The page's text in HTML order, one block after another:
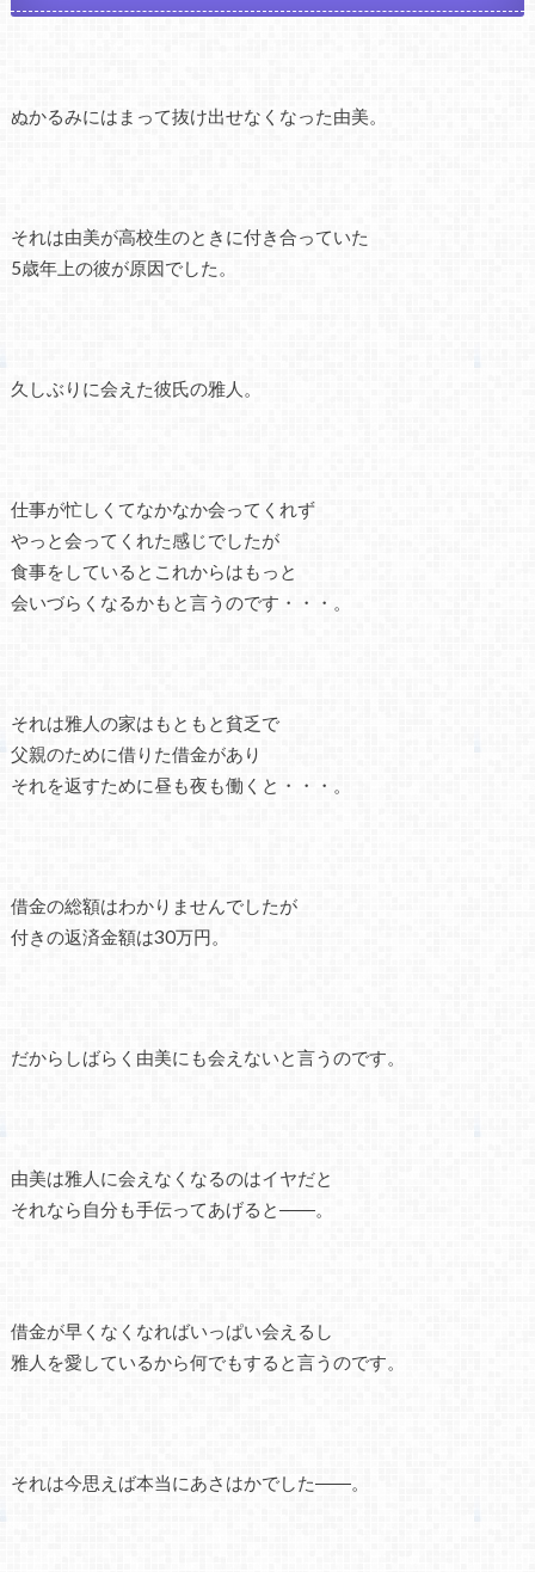
ぬかるみにはまって抜け出せなくなった由美。
それは由美が高校生のときに付き合っていた
5歳年上の彼が原因でした。
久しぶりに会えた彼氏の雅人。
仕事が忙しくてなかなか会ってくれず
やっと会ってくれた感じでしたが
食事をしているとこれからはもっと
会いづらくなるかもと言うのです・・・。
それは雅人の家はもともと貧乏で
父親のために借りた借金があり
それを返すために昼も夜も働くと・・・。
借金の総額はわかりませんでしたが
付きの返済金額は30万円。
だからしばらく由美にも会えないと言うのです。
由美は雅人に会えなくなるのはイヤだと
それなら自分も手伝ってあげると――。
借金が早くなくなればいっぱい会えるし
雅人を愛しているから何でもすると言うのです。
それは今思えば本当にあさはかでした――。